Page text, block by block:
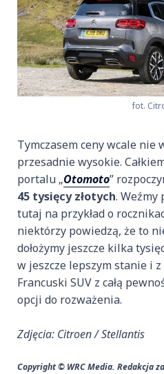
fot.
Tymczasem ceny wcale nie
przesadnie wysokie.
portalu „Otomoto”
45 tysięcy złotych. Weźmy
tutaj na przykład o
niektórzy powiedzą, że to
dołożymy jeszcze kilka
w jeszcze lepszym stanie i
Francuski SUV z całą
opcji do rozważenia.
Zdjęcia: Citroen / Stellantis
Copyright © WRC Media. Redakcja